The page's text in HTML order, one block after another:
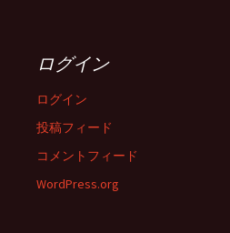
ログイン
ログイン
投稿フィード
コメントフィード
WordPress.org